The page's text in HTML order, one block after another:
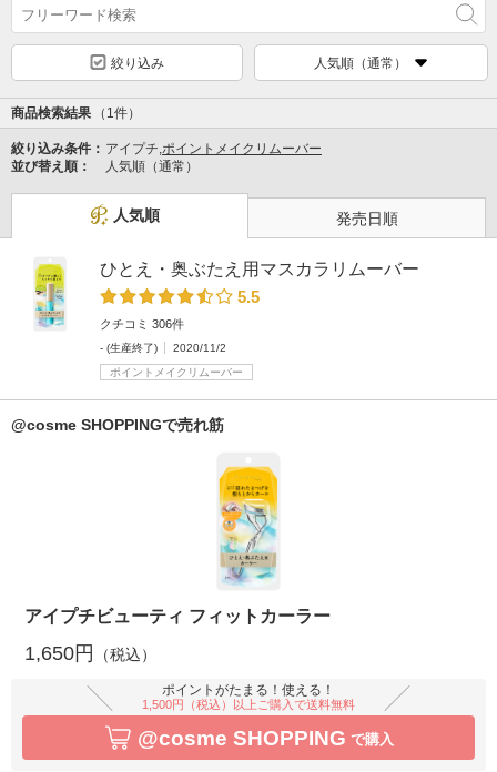
絞り込み 人気順（通常）
商品検索結果 （1件）
絞り込み条件： アイプチ,ポイントメイクリムーバー
並び替え順：
人気順（通常）
人気順 発売日順
ひとえ・奥ぶたえ用マスカラリムーバー
5.5
クチコミ 306件
- (生産終了)
2020/11/2
ポイントメイクリムーバー
@cosme SHOPPINGで売れ筋
アイプチビューティ フィットカーラー
1,650円 （税込）
ポイントがたまる！使える！
1,500円（税込）以上ご購入で送料無料
@cosme SHOPPING で購入